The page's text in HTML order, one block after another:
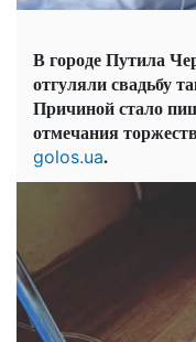
В городе Путила
отгуляли свадьбу
Причиной стало
отмечания
golos.ua.